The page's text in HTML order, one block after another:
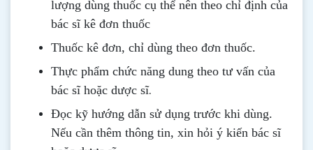
lượng dùng thuốc cụ thể nên theo chỉ định của
bác sĩ kê đơn thuốc
Thuốc kê đơn, chỉ dùng theo đơn thuốc.
Thực phẩm chức năng dung theo tư vấn của
bác sĩ hoặc dược sĩ.
Đọc kỹ hướng dẫn sử dụng trước khi dùng.
Nếu cần thêm thông tin, xin hỏi ý kiến bác sĩ